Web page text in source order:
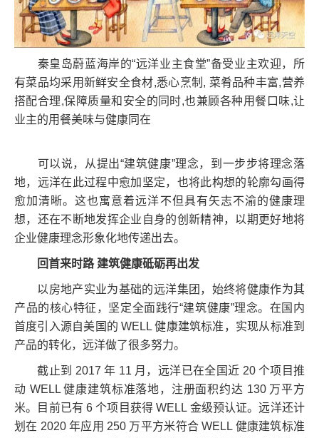
秦皇岛蔚蓝海岸的“远洋业主食堂”备受业主欢迎，所
有菜品均采用新鲜安全食材,悉心烹制, 菜肴品种丰富,营养
搭配合理,保障质量和安全的同时,也兼顾各种用餐口味,让
业主的用餐美味与健康同在
可以说，从提出“建筑健康”理念，到一步步将理念落
地，远洋在此过程中愈加坚定，也将此构想的轮廓勾画得
愈加清晰。这也寓意着远洋不但具有矢志不渝的健康理
想，还在不断地发挥企业自身的创新精神，以期更好地将
企业健康理念形象化地传递出去。
回首来时路 建筑健康砥砺再出发
以房地产实业为基础的远洋集团，始终将健康作为其
产品的核心特征，坚定全面践行“建筑健康”理念。在国内
首度引入源自美国的 WELL 健康建筑标准，实现从标准到
产品的转化，远洋做了很多努力。
截止到 2017 年 11 月，远洋已在全国近 20 个项目推
动 WELL 健康建筑标准落地，注册面积约达 130 万平方
米。目前已有 6 个项目获得 WELL 金级预认证。远洋还计
划在 2020 年应用 250 万平方米符合 WELL 健康建筑标准